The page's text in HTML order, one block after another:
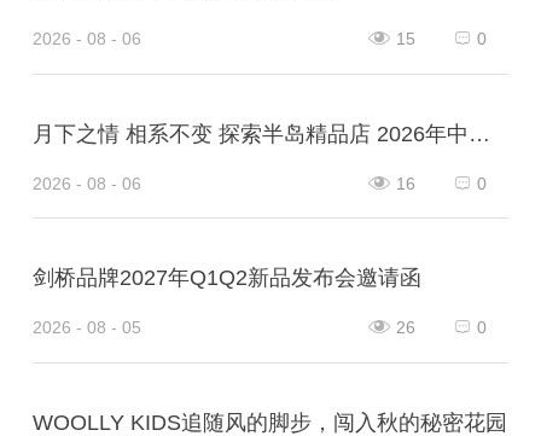
2026 - 08 - 06 0
15
月下之情 相系不变 探索半岛精品店 2026年中秋系列
2026 - 08 - 06 0
16
剑桥品牌2027年Q1Q2新品发布会邀请函
2026 - 08 - 05 0
26
WOOLLY KIDS追随风的脚步，闯入秋的秘密花园